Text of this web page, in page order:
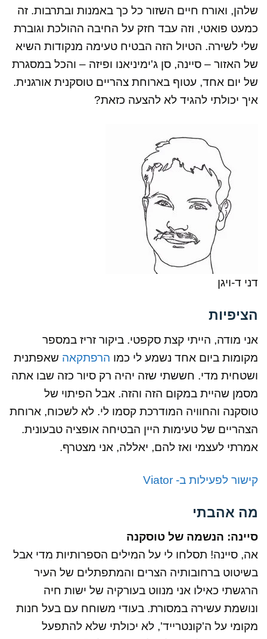
שלהן, ואורח חיים השזור כל כך באמנות ובתרבות. זה
כמעט פואטי, וזה עבד חזק על החיבה ההולכת וגוברת
שלי לשירה. הטיול הזה הבטיח טעימה מנקודות השיא
של האזור – סיינה, סן ג'ימיניאנו ופיזה – והכל במסגרת
של יום אחד, עטוף בארוחת צהריים טוסקנית אורגנית.
איך יכולתי להגיד לא להצעה כזאת?
דני ד-ויגן
הציפיות
אני מודה, הייתי קצת סקפטי. ביקור זריז במספר
מקומות ביום אחד נשמע לי כמו הרפתקאה שאפתנית
ושטחית מדי. חששתי שזה יהיה רק סיור כזה שבו אתה
מסמן שהיית במקום הזה והזה. אבל הפיתוי של
טוסקנה והחוויה המודרכת קסמו לי. לא לשכוח, ארוחת
הצהריים של טעימות היין הבטיחה אופציה טבעונית.
אמרתי לעצמי ואז להם, יאללה, אני מצטרף.
קישור לפעילות ב- Viator
מה אהבתי
סיינה: הנשמה של טוסקנה
אה, סיינה! תסלחו לי על המילים הספרותיות מדי אבל
בשיטוט ברחובותיה הצרים והמתפתלים של העיר
הרגשתי כאילו אני מנווט בעורקיה של ישות חיה
ונושמת עשירה במסורת. בעודי משוחח עם בעל חנות
מקומי על ה'קונטרייד', לא יכולתי שלא להתפעל